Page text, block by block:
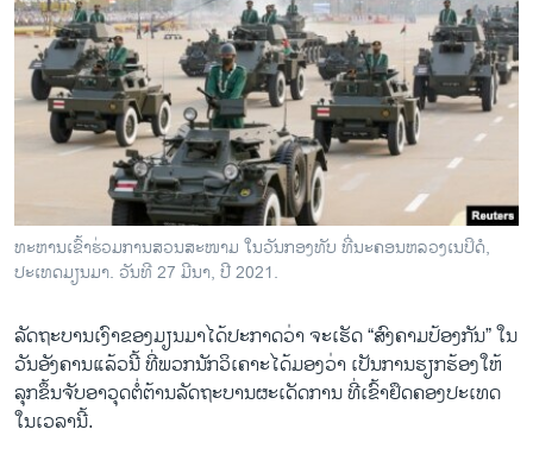
ຊີວິດຊາວລາວ
ຊຸມຊົນຊາວລາວ
ວິທະຍາສາດ-ເທັກໂນໂລຈີ
ທຸລະກິດ
ພາສາອັງກິດ
ວີດີໂອ
ສຽງ
ລາຍງານ
ຕິດຕາມພວກເຮົາ ທີ່
ທະຫານເຂົ້າຮ່ວມການສວນສະໜາມ ໃນວັນກອງທັບ ທີ່ນະຄອນຫລວງເນປິດໍ,
ປະເທດມຽນມາ. ວັນທີ 27 ມີນາ, ປີ 2021.
ລັດຖະບານເງົາຂອງມຽນມາໄດ້ປະກາດວ່າ ຈະເຮັດ “ສົງຄາມປ້ອງກັນ” ໃນ
ວັນອັງຄານແລ້ວນີ້ ທີ່ພວກນັກວິເຄາະໄດ້ມອງວ່າ ເປັນການຮຽກຮ້ອງໃຫ້
ລຸກຂຶ້ນຈັບອາວຸດຕໍ່ຕ້ານລັດຖະບານຜະເດັດການ ທີ່ເຂົ້າຢຶດຄອງປະເທດ
ໃນເວລານີ້.